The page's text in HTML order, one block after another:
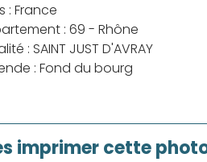
: France
: 69 - Rhône
: SAINT JUST D'AVRAY
: Fond du bourg
imprimer cette